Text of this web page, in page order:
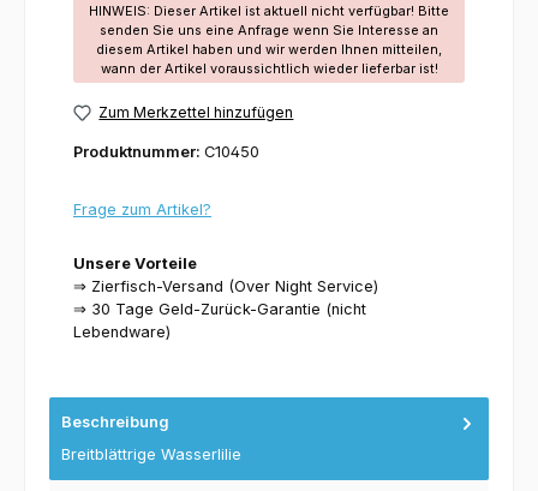
HINWEIS: Dieser Artikel ist aktuell nicht verfügbar! Bitte
senden Sie uns eine Anfrage wenn Sie Interesse an
diesem Artikel haben und wir werden Ihnen mitteilen,
wann der Artikel voraussichtlich wieder lieferbar ist!
Zum Merkzettel hinzufügen
Produktnummer: C10450
Frage zum Artikel?
Unsere Vorteile
⇒ Zierfisch-Versand (Over Night Service)
⇒ 30 Tage Geld-Zurück-Garantie (nicht
Lebendware)
Beschreibung
Breitblättrige Wasserlilie